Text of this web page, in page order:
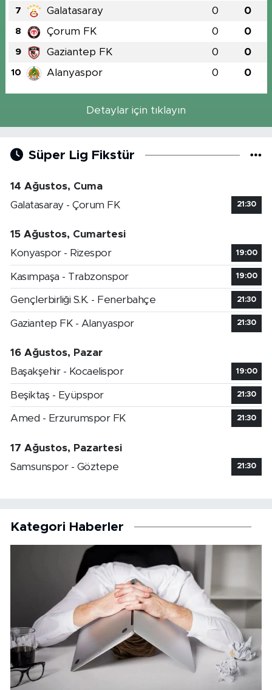
7 Galatasaray 0 0
8 Çorum FK 0 0
9 Gaziantep FK 0 0
10 Alanyaspor 0 0
Detaylar için tıklayın
Süper Lig Fikstür
14 Ağustos, Cuma
Galatasaray - Çorum FK
21:30
15 Ağustos, Cumartesi
Konyaspor - Rizespor
19:00
Kasımpaşa - Trabzonspor 19:00
Gençlerbirliği S.K. - Fenerbahçe 21:30
Gaziantep FK - Alanyaspor 21:30
16 Ağustos, Pazar
Başakşehir - Kocaelispor
19:00
Beşiktaş - Eyüpspor 21:30
Amed - Erzurumspor FK 21:30
17 Ağustos, Pazartesi
Samsunspor - Göztepe
21:30
Kategori Haberler